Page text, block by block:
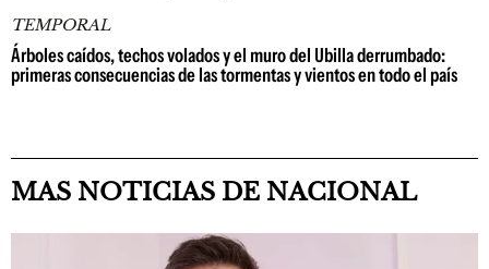
TEMPORAL
Árboles caídos, techos volados y el muro del Ubilla derrumbado:
primeras consecuencias de las tormentas y vientos en todo el país
MAS NOTICIAS DE NACIONAL